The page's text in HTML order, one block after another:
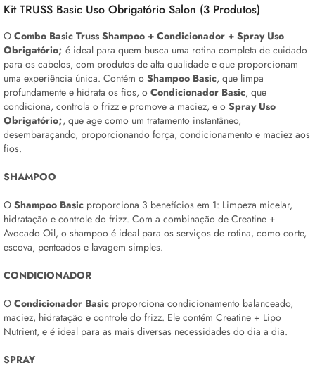
Kit TRUSS Basic Uso Obrigatório Salon (3 Produtos)
O Combo Basic Truss Shampoo + Condicionador + Spray Uso
Obrigatório; é ideal para quem busca uma rotina completa de cuidado
para os cabelos, com produtos de alta qualidade e que proporcionam
uma experiência única. Contém o Shampoo Basic, que limpa
profundamente e hidrata os fios, o Condicionador Basic, que
condiciona, controla o frizz e promove a maciez, e o Spray Uso
Obrigatório;, que age como um tratamento instantâneo,
desembaraçando, proporcionando força, condicionamento e maciez aos
fios.
SHAMPOO
O Shampoo Basic proporciona 3 benefícios em 1: Limpeza micelar,
hidratação e controle do frizz. Com a combinação de Creatine +
Avocado Oil, o shampoo é ideal para os serviços de rotina, como corte,
escova, penteados e lavagem simples.
CONDICIONADOR
O Condicionador Basic proporciona condicionamento balanceado,
maciez, hidratação e controle do frizz. Ele contém Creatine + Lipo
Nutrient, e é ideal para as mais diversas necessidades do dia a dia.
SPRAY